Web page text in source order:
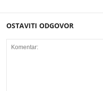
OSTAVITI ODGOVOR